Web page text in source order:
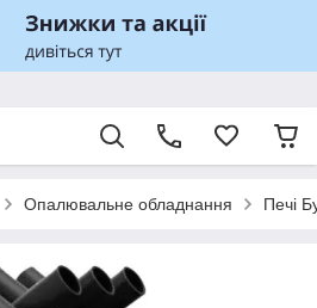
Опалювальне обладнання Печі